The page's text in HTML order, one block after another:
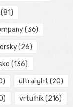
(81)
(36)
(26)
(136)
ultralight (20)
vrtuľník(216)